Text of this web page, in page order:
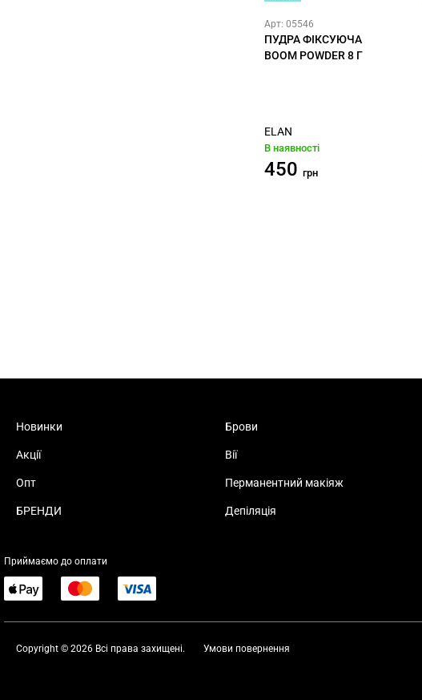
Арт: 05546
ПУДРА ФІКСУЮЧА
BOOM POWDER 8 Г
ELAN
В наявності
450 грн
Новинки
Акції
Опт
БРЕНДИ
Брови
Вії
Перманентний макіяж
Депіляція
Приймаємо до оплати
Copyright © 2026 Всі права захищені. Умови повернення